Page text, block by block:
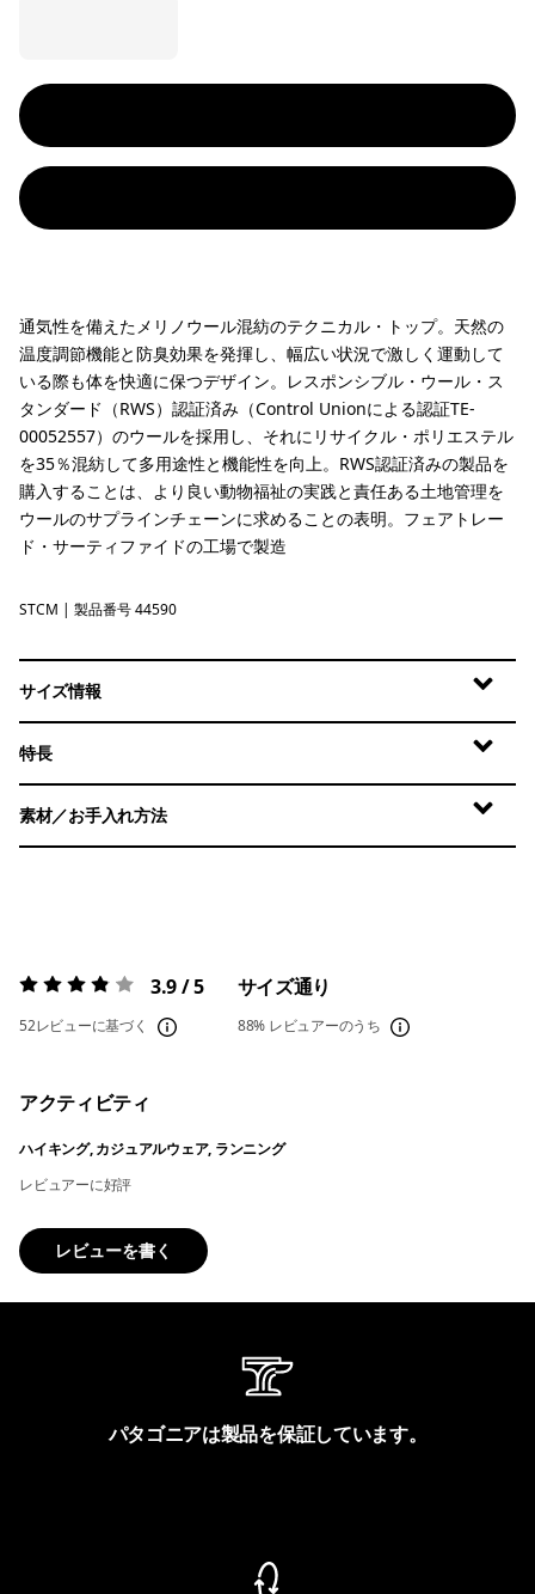
通気性を備えたメリノウール混紡のテクニカル・トップ。天然の
温度調節機能と防臭効果を発揮し、幅広い状況で激しく運動して
いる際も体を快適に保つデザイン。レスポンシブル・ウール・ス
タンダード（RWS）認証済み（Control Unionによる認証TE-
00052557）のウールを採用し、それにリサイクル・ポリエステル
を35％混紡して多用途性と機能性を向上。RWS認証済みの製品を
購入することは、より良い動物福祉の実践と責任ある土地管理を
ウールのサプラインチェーンに求めることの表明。フェアトレー
ド・サーティファイドの工場で製造
Strata Stripe: Clement Blue
STCM | 製品番号 44590
サイズ情報
特長
素材／お手入れ方法
評価:3.9 / 5 3.9 / 5
52レビューに基づく
サイズ通り
88% レビュアーのうち
アクティビティ
ハイキング, カジュアルウェア, ランニング
レビュアーに好評
レビューを書く
パタゴニアは製品を保証しています。